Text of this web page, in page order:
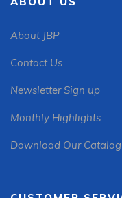
About JBP
Contact Us
Newsletter Sign up
Monthly Highlights
Download Our